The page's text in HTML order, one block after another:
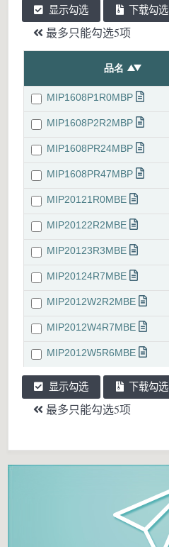
显示勾选 下载勾选
最多只能勾选5项
显示勾选 下载勾选
最多只能勾选5项